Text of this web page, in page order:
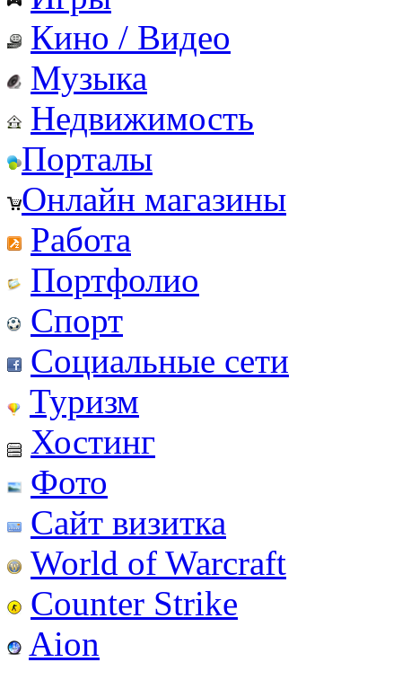
Кино / Видео
Музыка
Недвижимость
Порталы
Онлайн магазины
Работа
Портфолио
Спорт
Социальные сети
Туризм
Хостинг
Фото
Сайт визитка
World of Warcraft
Counter Strike
Aion